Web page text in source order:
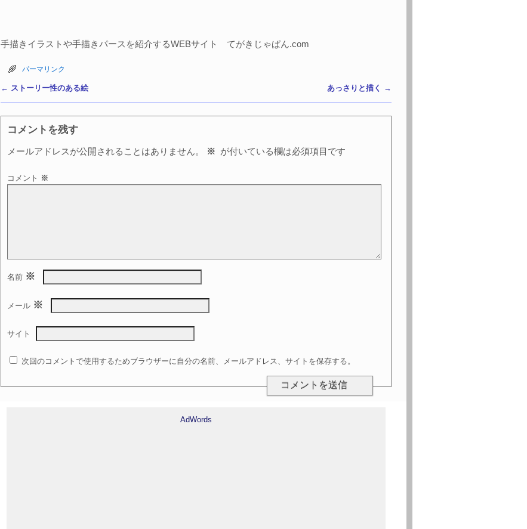
手描きイラストや手描きパースを紹介するWEBサイト てがきじゃぱん.com
パーマリンク
投稿ナビゲーション
← ストーリー性のある絵 あっさりと描く →
コメントを残す
メールアドレスが公開されることはありません。 ※ が付いている欄は必須項目です
コメント ※
名前 ※
メール ※
サイト
次回のコメントで使用するためブラウザーに自分の名前、メールアドレス、サイトを保存する。
AdWords‎